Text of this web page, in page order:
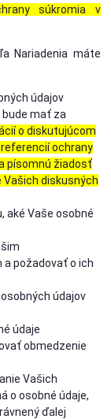
súkromia v
Nariadenia máte
údajov
mať za
o diskutujúcom
ochrany
písomnú žiadosť
diskusných
aké Vaše osobné
požadovať o ich
údajov
údaje
obmedzenie
Vašich
o osobné údaje,
ďalej